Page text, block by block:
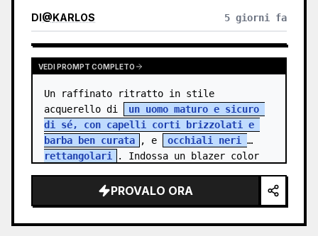
DI@KARLOS 5 giorni fa
VEDI PROMPT COMPLETO
Un raffinato ritratto in stile
acquerello di
un uomo maturo e sicuro
di sé, con capelli corti brizzolati e
barba ben curata
, e
occhiali neri
rettangolari
. Indossa un blazer color
PROVALO ORA